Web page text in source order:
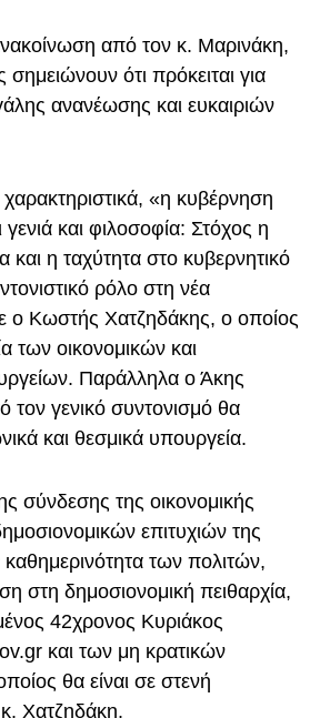
από τον κ. Μαρινάκη,
σημειώνουν ότι πρόκειται για
ανανέωσης και ευκαιριών
«η κυβέρνηση
και φιλοσοφία: Στόχος η
και η ταχύτητα στο κυβερνητικό
ρόλο στη νέα
ο Κωστής Χατζηδάκης, ο οποίος
των οικονομικών και
Παράλληλα ο Άκης
τον γενικό συντονισμό θα
και θεσμικά υπουργεία.
σύνδεσης της οικονομικής
επιτυχιών της
των πολιτών,
στη δημοσιονομική πειθαρχία,
42χρονος Κυριάκος
και των μη κρατικών
θα είναι σε στενή
Χατζηδάκη.